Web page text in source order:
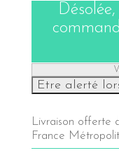
Livraison offerte
France